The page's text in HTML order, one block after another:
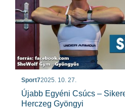
Sport72025. 10. 27.
Újabb Egyéni Csúcs –
Herczeg Gyöngyi